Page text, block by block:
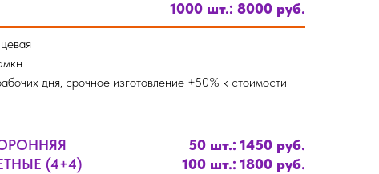
1000 шт.: 8000 руб.
дня, срочное изготовление +50% к стоимости
(4+4)
50 шт.: 1450 руб.
100 шт.: 1800 руб.